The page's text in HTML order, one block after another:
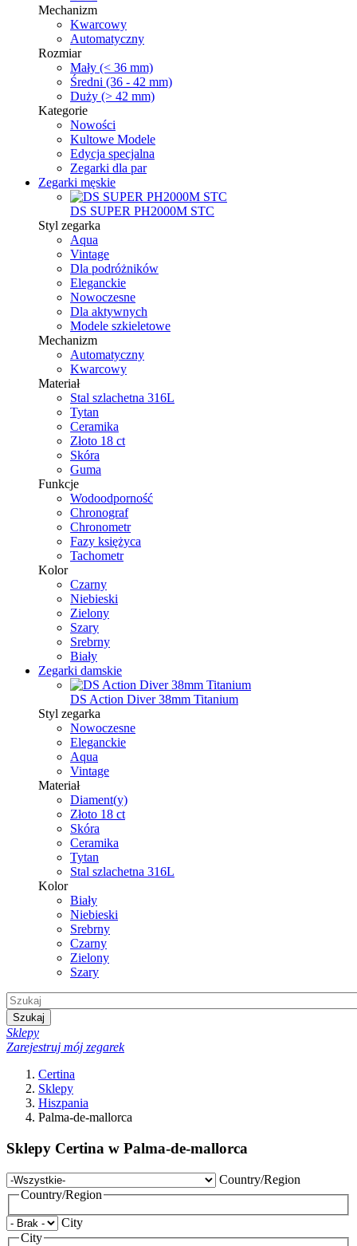
Mechanizm
Kwarcowy
Automatyczny
Rozmiar
Mały (< 36 mm)
Średni (36 - 42 mm)
Duży (> 42 mm)
Kategorie
Nowości
Kultowe Modele
Edycja specjalna
Zegarki dla par
Zegarki męskie
DS SUPER PH2000M STC
Styl zegarka
Aqua
Vintage
Dla podróżników
Eleganckie
Nowoczesne
Dla aktywnych
Modele szkieletowe
Mechanizm
Automatyczny
Kwarcowy
Materiał
Stal szlachetna 316L
Tytan
Ceramika
Złoto 18 ct
Skóra
Guma
Funkcje
Wodoodporność
Chronograf
Chronometr
Fazy księżyca
Tachometr
Kolor
Czarny
Niebieski
Zielony
Szary
Srebrny
Biały
Zegarki damskie
DS Action Diver 38mm Titanium
Styl zegarka
Nowoczesne
Eleganckie
Aqua
Vintage
Materiał
Diament(y)
Złoto 18 ct
Skóra
Ceramika
Tytan
Stal szlachetna 316L
Kolor
Biały
Niebieski
Srebrny
Czarny
Zielony
Szary
Szukaj
Sklepy
Zarejestruj mój zegarek
Certina
Sklepy
Hiszpania
Palma-de-mallorca
Sklepy Certina w Palma-de-mallorca
Country/Region
Country/Region
City
City